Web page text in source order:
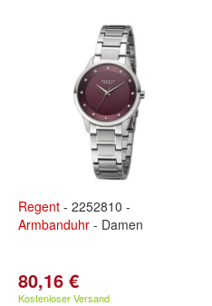
Regent - 2252810 -
Armbanduhr - Damen
80,16 €
Kostenloser Versand